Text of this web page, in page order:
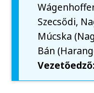
Szecsődi,
Múcska
Bán